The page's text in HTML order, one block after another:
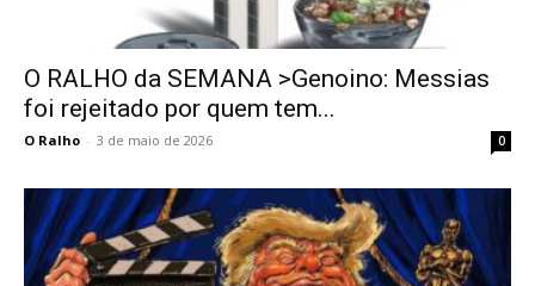
O RALHO da SEMANA >Genoino: Messias
foi rejeitado por quem tem...
O Ralho - 3 de maio de 2026 0